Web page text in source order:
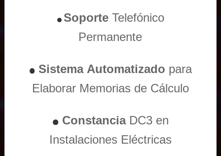
Soporte Telefónico
Permanente
Sistema Automatizado para
Elaborar Memorias de Cálculo
ConstanciaDC3 en
Instalaciones Eléctricas